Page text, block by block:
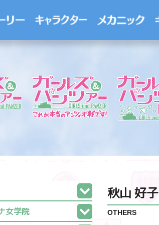
秋山 好子
OTHERS
女学院